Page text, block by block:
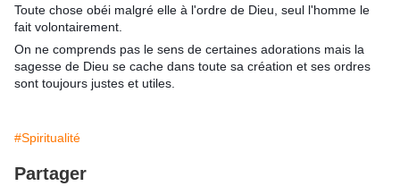
Toute chose obéi malgré elle à l'ordre de Dieu, seul l'homme le
fait volontairement.
On ne comprends pas le sens de certaines adorations mais la
sagesse de Dieu se cache dans toute sa création et ses ordres
sont toujours justes et utiles.
#Spiritualité
Partager